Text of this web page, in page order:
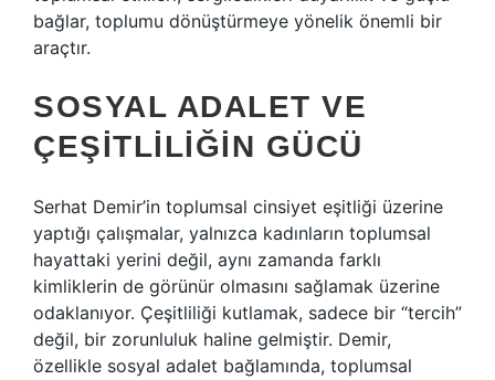
bağlar, toplumu dönüştürmeye yönelik önemli bir
araçtır.
SOSYAL ADALET VE
ÇEŞITLILIĞIN GÜCÜ
Serhat Demir’in toplumsal cinsiyet eşitliği üzerine
yaptığı çalışmalar, yalnızca kadınların toplumsal
hayattaki yerini değil, aynı zamanda farklı
kimliklerin de görünür olmasını sağlamak üzerine
odaklanıyor. Çeşitliliği kutlamak, sadece bir “tercih”
değil, bir zorunluluk haline gelmiştir. Demir,
özellikle sosyal adalet bağlamında, toplumsal